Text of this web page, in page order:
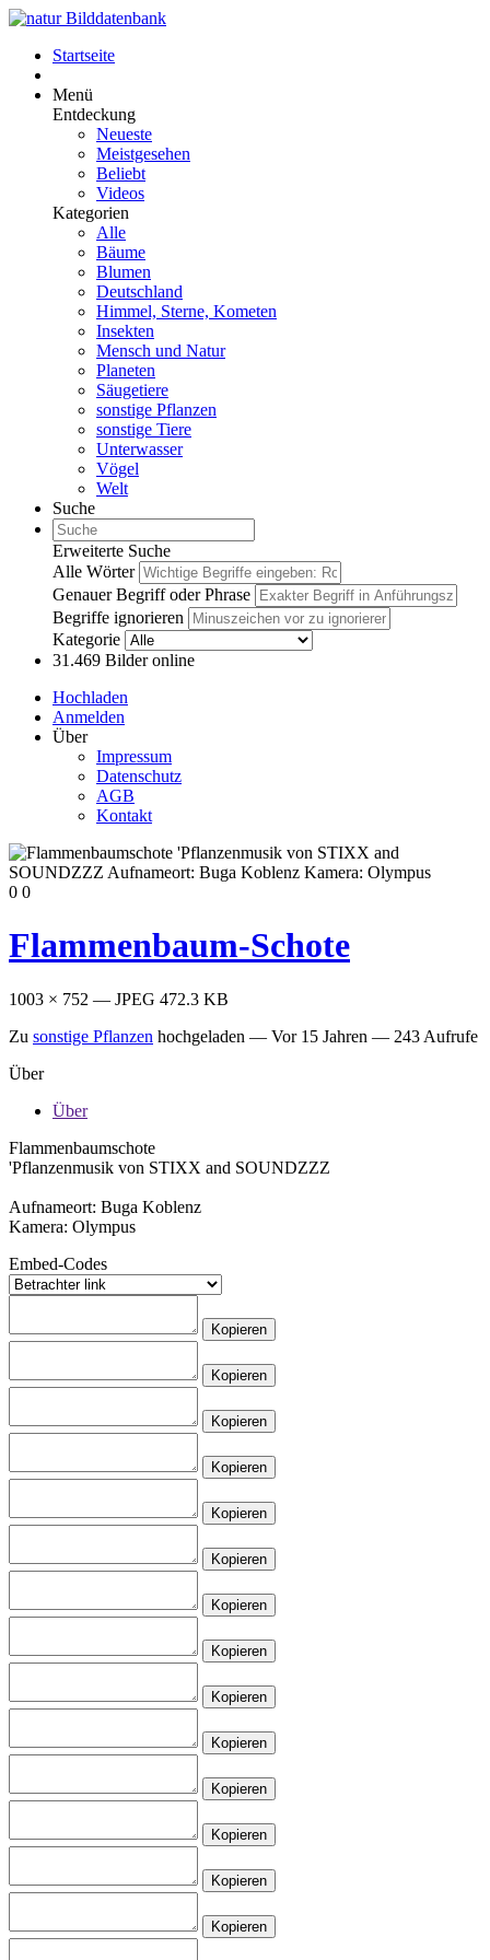
Startseite
Menü
Entdeckung
Neueste
Meistgesehen
Beliebt
Videos
Kategorien
Alle
Bäume
Blumen
Deutschland
Himmel, Sterne, Kometen
Insekten
Mensch und Natur
Planeten
Säugetiere
sonstige Pflanzen
sonstige Tiere
Unterwasser
Vögel
Welt
Suche
Erweiterte Suche
Alle Wörter
Genauer Begriff oder Phrase
Begriffe ignorieren
Kategorie
31.469 Bilder online
Hochladen
Anmelden
Über
Impressum
Datenschutz
AGB
Kontakt
0 0
Flammenbaum-Schote
1003 × 752 — JPEG 472.3 KB
Zu sonstige Pflanzen hochgeladen — Vor 15 Jahren — 243 Aufrufe
Über
Über
Flammenbaumschote
'Pflanzenmusik von STIXX and SOUNDZZZ
Aufnameort: Buga Koblenz
Kamera: Olympus
Embed-Codes
Kopieren
Kopieren
Kopieren
Kopieren
Kopieren
Kopieren
Kopieren
Kopieren
Kopieren
Kopieren
Kopieren
Kopieren
Kopieren
Kopieren